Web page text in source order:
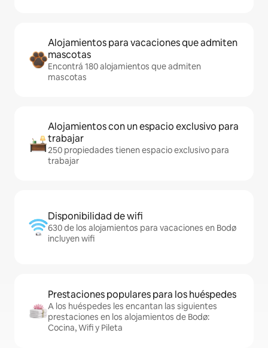
Alojamientos para vacaciones que admiten
mascotas
Encontrá 180 alojamientos que admiten
mascotas
Alojamientos con un espacio exclusivo para
trabajar
250 propiedades tienen espacio exclusivo para
trabajar
Disponibilidad de wifi
630 de los alojamientos para vacaciones en Bodø
incluyen wifi
Prestaciones populares para los huéspedes
A los huéspedes les encantan las siguientes
prestaciones en los alojamientos de Bodø:
Cocina, Wifi y Pileta